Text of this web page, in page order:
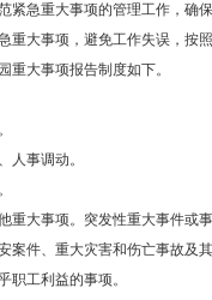
紧急重大事项的管理工作，确
重大事项，避免工作失误，按
重大事项报告制度如下。
人事调动。
重大事项。突发性重大事件或
案件、重大灾害和伤亡事故及
职工利益的事项。